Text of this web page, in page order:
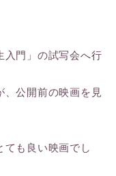
入門」の試写会へ行
、公開前の映画を見
ても良い映画でし